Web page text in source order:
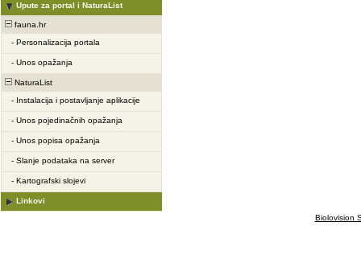
Upute za portal i NaturaList
fauna.hr
- Personalizacija portala
- Unos opažanja
NaturaList
- Instalacija i postavljanje aplikacije
- Unos pojedinačnih opažanja
- Unos popisa opažanja
- Slanje podataka na server
- Kartografski slojevi
Linkovi
Biolovision